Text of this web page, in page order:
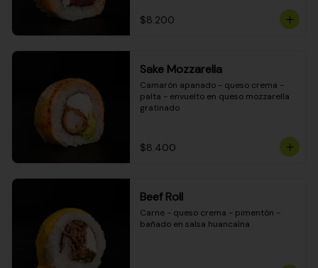
$8.200
Sake Mozzarella
Camarón apanado - queso crema -
palta - envuelto en queso mozzarella
gratinado
$8.400
Beef Roll
Carne - queso crema - pimentón -
bañado en salsa huancaína